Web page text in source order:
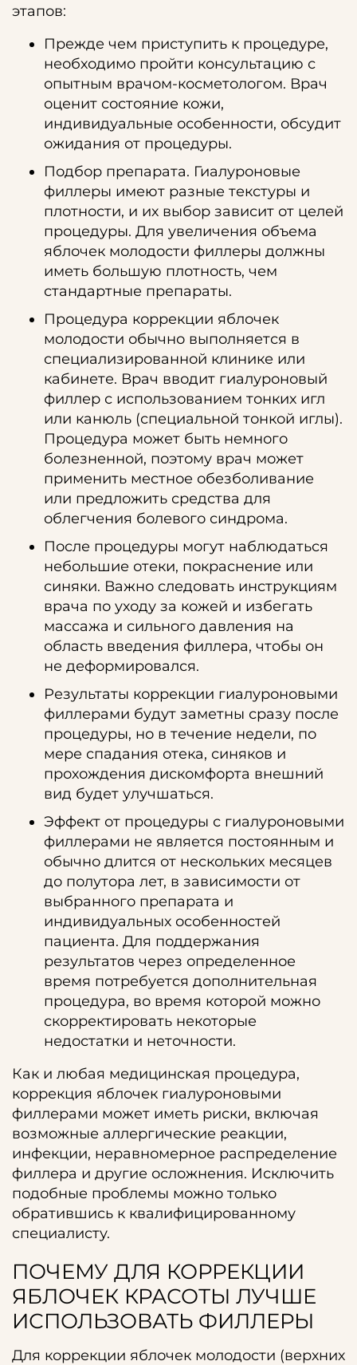
этапов:
Прежде чем приступить к процедуре,
необходимо пройти консультацию с
опытным врачом-косметологом. Врач
оценит состояние кожи,
индивидуальные особенности, обсудит
ожидания от процедуры.
Подбор препарата. Гиалуроновые
филлеры имеют разные текстуры и
плотности, и их выбор зависит от целей
процедуры. Для увеличения объема
яблочек молодости филлеры должны
иметь большую плотность, чем
стандартные препараты.
Процедура коррекции яблочек
молодости обычно выполняется в
специализированной клинике или
кабинете. Врач вводит гиалуроновый
филлер с использованием тонких игл
или канюль (специальной тонкой иглы).
Процедура может быть немного
болезненной, поэтому врач может
применить местное обезболивание
или предложить средства для
облегчения болевого синдрома.
После процедуры могут наблюдаться
небольшие отеки, покраснение или
синяки. Важно следовать инструкциям
врача по уходу за кожей и избегать
массажа и сильного давления на
область введения филлера, чтобы он
не деформировался.
Результаты коррекции гиалуроновыми
филлерами будут заметны сразу после
процедуры, но в течение недели, по
мере спадания отека, синяков и
прохождения дискомфорта внешний
вид будет улучшаться.
Эффект от процедуры с гиалуроновыми
филлерами не является постоянным и
обычно длится от нескольких месяцев
до полутора лет, в зависимости от
выбранного препарата и
индивидуальных особенностей
пациента. Для поддержания
результатов через определенное
время потребуется дополнительная
процедура, во время которой можно
скорректировать некоторые
недостатки и неточности.
Как и любая медицинская процедура,
коррекция яблочек гиалуроновыми
филлерами может иметь риски, включая
возможные аллергические реакции,
инфекции, неравномерное распределение
филлера и другие осложнения. Исключить
подобные проблемы можно только
обратившись к квалифицированному
специалисту.
ПОЧЕМУ ДЛЯ КОРРЕКЦИИ
ЯБЛОЧЕК КРАСОТЫ ЛУЧШЕ
ИСПОЛЬЗОВАТЬ ФИЛЛЕРЫ
Для коррекции яблочек молодости (верхних